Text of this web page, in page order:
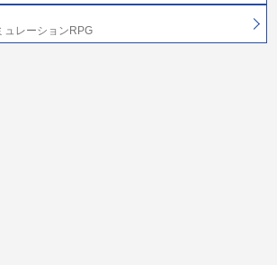
ュレーションRPG